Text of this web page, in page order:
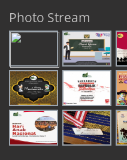
Photo Stream